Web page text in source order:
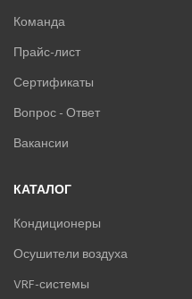
Команда
Прайс-лист
Сертификаты
Вопрос - Ответ
Вакансии
КАТАЛОГ
Кондиционеры
Осушители воздуха
VRF-системы